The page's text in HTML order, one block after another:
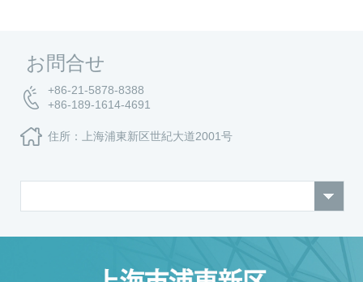
お問合せ
+86-21-5878-8388
+86-189-1614-4691
住所：上海浦東新区世紀大道2001号